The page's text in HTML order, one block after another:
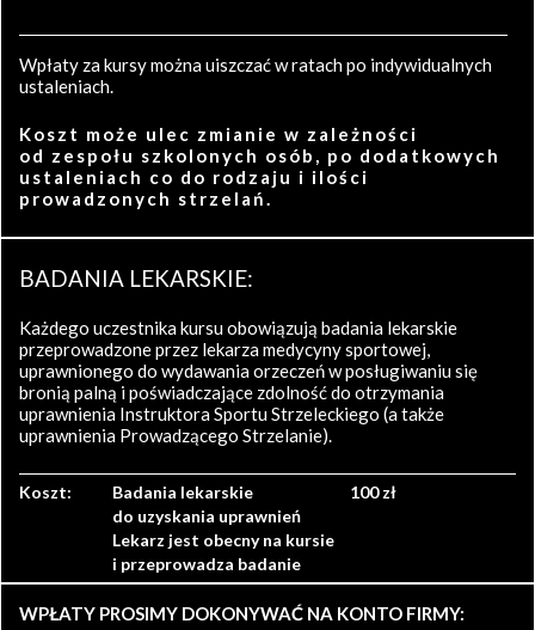
Wpłaty za kursy można uiszczać w ratach po indywidualnych
ustaleniach.
Koszt może ulec zmianie w zależności
od zespołu szkolonych osób, po dodatkowych
ustaleniach co do rodzaju i ilości
prowadzonych strzelań.
BADANIA LEKARSKIE:
Każdego uczestnika kursu obowiązują badania lekarskie
przeprowadzone przez lekarza medycyny sportowej,
uprawnionego do wydawania orzeczeń w posługiwaniu się
bronią palną i poświadczające zdolność do otrzymania
uprawnienia Instruktora Sportu Strzeleckiego (a także
uprawnienia Prowadzącego Strzelanie).
Koszt:
Badania lekarskie
do uzyskania uprawnień
Lekarz jest obecny na kursie
i przeprowadza badanie
100 zł
WPŁATY PROSIMY DOKONYWAĆ NA KONTO FIRMY: